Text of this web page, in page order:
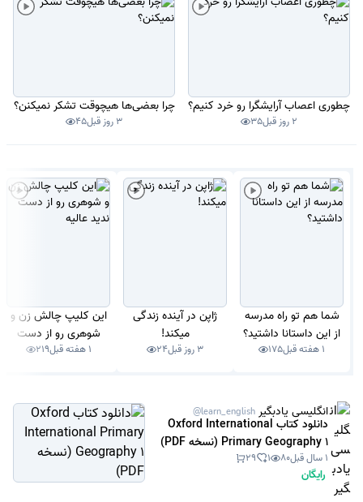
چطوری اعصاب آرایشگرا رو خرد کنیم؟
2 روز قبل 35
چرا بعضی‌ها هیچوقت تشکر نمیکنن؟
3 روز قبل 45
شما هم تو راه مدرسه
از این داستانا داشتید؟
1 هفته قبل 175
ژاپن در آینده زندگی
میکند!
3 روز قبل 24
این کلیپ چالش زن و
شوهری رو از دست
ندید عالیه 1 هفته قبل 219
انگلیسی یادبگیر @learn_english
دانلود کتاب Oxford International
Primary Geography 1 (نسخه PDF)
1 سال قبل 80
1
29
رایگان